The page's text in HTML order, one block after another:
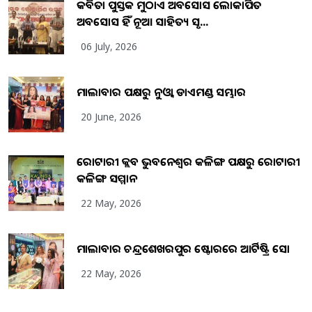
କବିତା ପୁସ୍ତକ ମୁଠାଏ ଅବସୋସ ଲୋକାର୍ପିତ
ଅବସୋସ ହିଁ ନୂଆ ସାହିତ୍ୟ ସୃଷ...
06 July, 2026
ମାଲାବାର ପକ୍ଷରୁ ନୁଓ୍ବା ଡାଏମଣ୍ଡ ସମ୍ଭାର
20 June, 2026
ରୋଟାରୀ କ୍ଲବ ଭୁବନେଶ୍ୱର କଳିଙ୍ଗ ପକ୍ଷରୁ ରୋଟାରୀ
କଳିଙ୍ଗ ସମ୍ମାନ
22 May, 2026
ମାଲାବାର ଚନ୍ଦ୍ରଶେଖରପୁର ଷ୍ଟୋରରେ ଆର୍ଟିଷ୍ଟ୍ରି ସୋ
22 May, 2026